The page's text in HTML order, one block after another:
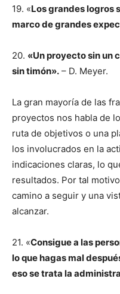
19. «Los grandes logros
marco de grandes
20. «Un proyecto sin un
sin timón». – D. Meyer.
La gran mayoría de las
proyectos nos habla de
ruta de objetivos o una
los involucrados en la
indicaciones claras, lo
resultados. Por tal
camino a seguir y una
alcanzar.
21. «Consigue a las
lo que hagas mal
eso se trata la